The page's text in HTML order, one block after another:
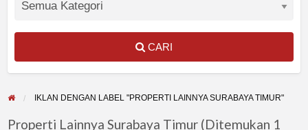
CARI
IKLAN DENGAN LABEL "PROPERTI LAINNYA SURABAYA TIMUR"
Properti Lainnya Surabaya Timur (Ditemukan 1